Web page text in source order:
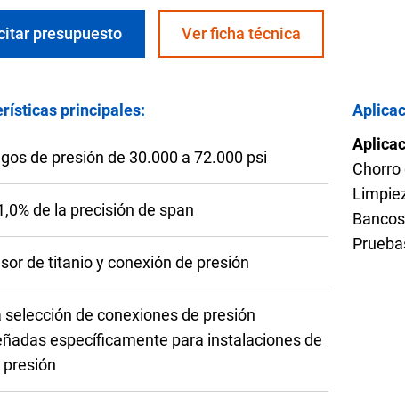
de temperatura OEM
Configurar el número de
aguas residuales
presupuesto Ver ficha técnica
principales:
de presión de 30.000 a 72.000 psi
de la precisión de span
de titanio y conexión de presión
selección de conexiones de presión
específicamente para instalaciones de
presión
Chorro